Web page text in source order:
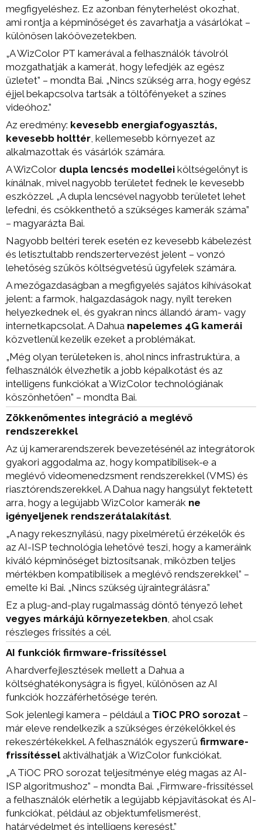
megfigyeléshez. Ez azonban fényterhelést okozhat,
ami rontja a képminőséget és zavarhatja a vásárlókat –
különösen lakóövezetekben.
„A WizColor PT kamerával a felhasználók távolról
mozgathatják a kamerát, hogy lefedjék az egész
üzletet” – mondta Bai. „Nincs szükség arra, hogy egész
éjjel bekapcsolva tartsák a töltőfényeket a színes
videóhoz.”
Az eredmény: kevesebb energiafogyasztás,
kevesebb holttér , kellemesebb környezet az
alkalmazottak és vásárlók számára.
A WizColor dupla lencsés modellei költségelőnyt is
kínálnak, mivel nagyobb területet fednek le kevesebb
eszközzel. „A dupla lencsével nagyobb területet lehet
lefedni, és csökkenthető a szükséges kamerák száma”
– magyarázta Bai.
Nagyobb beltéri terek esetén ez kevesebb kábelezést
és letisztultabb rendszertervezést jelent – vonzó
lehetőség szűkös költségvetésű ügyfelek számára.
A mezőgazdaságban a megfigyelés sajátos kihívásokat
jelent: a farmok, halgazdaságok nagy, nyílt tereken
helyezkednek el, és gyakran nincs állandó áram- vagy
internetkapcsolat. A Dahua napelemes 4G kamerái
közvetlenül kezelik ezeket a problémákat.
„Még olyan területeken is, ahol nincs infrastruktúra, a
felhasználók élvezhetik a jobb képalkotást és az
intelligens funkciókat a WizColor technológiának
köszönhetően” – mondta Bai.
Zökkenőmentes integráció a meglévő
rendszerekkel
Az új kamerarendszerek bevezetésénél az integrátorok
gyakori aggodalma az, hogy kompatibilisek-e a
meglévő videomenedzsment rendszerekkel (VMS) és
riasztórendszerekkel. A Dahua nagy hangsúlyt fektetett
arra, hogy a legújabb WizColor kamerák ne
igényeljenek rendszerátalakítást.
„A nagy rekesznyílású, nagy pixelméretű érzékelők és
az AI-ISP technológia lehetővé teszi, hogy a kameráink
kiváló képminőséget biztosítsanak, miközben teljes
mértékben kompatibilisek a meglévő rendszerekkel” –
emelte ki Bai. „Nincs szükség újraintegrálásra.”
Ez a plug-and-play rugalmasság döntő tényező lehet
vegyes márkájú környezetekben , ahol csak
részleges frissítés a cél.
AI funkciók firmware-frissítéssel
A hardverfejlesztések mellett a Dahua a
költséghatékonyságra is figyel, különösen az AI
funkciók hozzáférhetősége terén.
Sok jelenlegi kamera – például a TiOC PRO sorozat –
már eleve rendelkezik a szükséges érzékelőkkel és
rekeszértékekkel. A felhasználók egyszerű firmware-
frissítésselaktiválhatják a WizColor funkciókat.
„A TiOC PRO sorozat teljesítménye elég magas az AI-
ISP algoritmushoz” – mondta Bai. „Firmware-frissítéssel
a felhasználók elérhetik a legújabb képjavításokat és AI-
funkciókat, például az objektumfelismerést,
határvédelmet és intelligens keresést.”